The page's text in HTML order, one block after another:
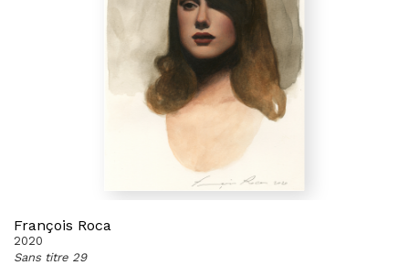
François Roca
2020
Sans titre 29